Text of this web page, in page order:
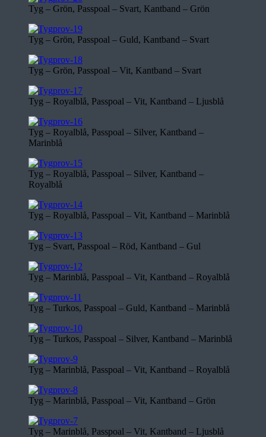
Tyg – Grön, Passpoal – Svart, Kantband – Grön
Tyg – Grön, Passpoal – Guld, Kantband – Svart
Tyg – Grön, Passpoal – Vit, Kantband – Svart
Tyg – Royalblå, Passpoal – Vit, Kantband – Ljusblå
Tyg – Royalblå, Passpoal – Silver, Kantband –
Marinblå
Tyg – Royalblå, Passpoal – Silver, Kantband –
Royalblå
Tyg – Royalblå, Passpoal – Vit, Kantband – Marinblå
Tyg – Svart, Passpoal – Röd, Kantband – Gul
Tyg – Marinblå, Passpoal – Vit, Kantband – Royalblå
Tyg – Turkos, Passpoal – Guld, Kantband – Marinblå
Tyg – Turkos, Passpoal – Silver, Kantband – Marinblå
Tyg – Marinblå, Passpoal – Vit, Kantband – Royalblå
Tyg – Marinblå, Passpoal – Vit, Kantband – Grön
Tyg – Marinblå, Passpoal – Vit, Kantband – Ljusblå